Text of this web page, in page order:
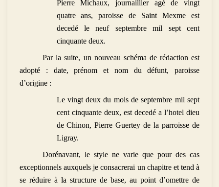
Pierre Michaux, journaillier agé de vingt
quatre ans, paroisse de Saint Mexme est
decedé le neuf septembre mil sept cent
cinquante deux.
Par la suite, un nouveau schéma de rédaction est
adopté : date, prénom et nom du défunt, paroisse
d’origine :
Le vingt deux du mois de septembre mil sept
cent cinquante deux, est decedé a l’hotel dieu
de Chinon, Pierre Guertey de la parroisse de
Ligray.
Dorénavant, le style ne varie que pour des cas
exceptionnels auxquels je consacrerai un chapitre et tend à
se réduire à la structure de base, au point d’omettre de